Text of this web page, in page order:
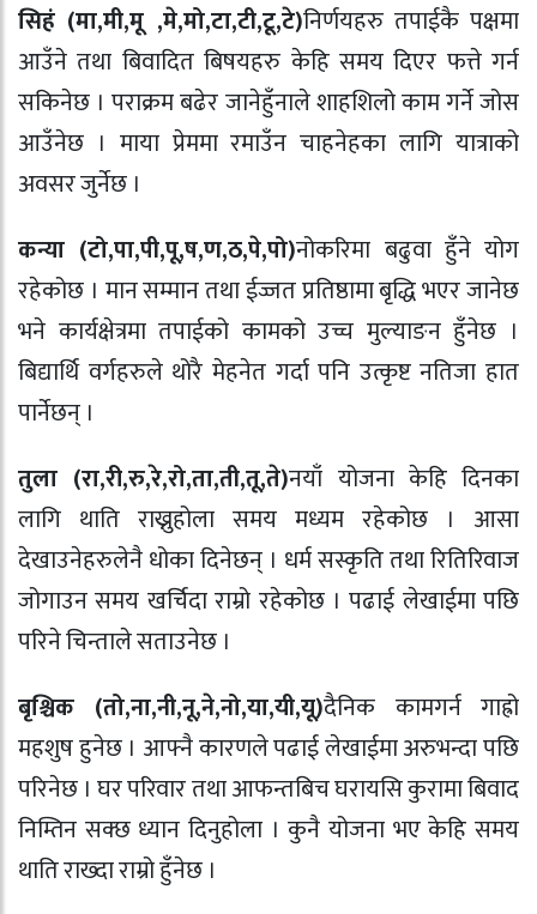
सिहं (मा,मी,मू ,मे,मो,टा,टी,टू,टे)निर्णयहरु तपाईकै पक्षमा
आउँने तथा बिवादित बिषयहरु केहि समय दिएर फत्ते गर्न
सकिनेछ । पराक्रम बढेर जानेहुँनाले शाहशिलो काम गर्ने जोस
आउँनेछ । माया प्रेममा रमाउँन चाहनेहका लागि यात्राको
अवसर जुर्नेछ ।
कन्या (टो,पा,पी,पू,ष,ण,ठ,पे,पो)नोकरिमा बढुवा हुँने योग
रहेकोछ । मान सम्मान तथा ईज्जत प्रतिष्ठामा बृद्धि भएर जानेछ
भने कार्यक्षेत्रमा तपाईको कामको उच्च मुल्याङन हुँनेछ ।
बिद्यार्थि वर्गहरुले थोरै मेहनेत गर्दा पनि उत्कृष्ट नतिजा हात
पार्नेछन् ।
तुला (रा,री,रु,रे,रो,ता,ती,तू,ते)नयाँ योजना केहि दिनका
लागि थाति राख्नुहोला समय मध्यम रहेकोछ । आसा
देखाउनेहरुलेनै धोका दिनेछन् । धर्म सस्कृति तथा रितिरिवाज
जोगाउन समय खर्चिदा राम्रो रहेकोछ । पढाई लेखाईमा पछि
परिने चिन्ताले सताउनेछ ।
बृश्चिक (तो,ना,नी,नू,ने,नो,या,यी,यू)दैनिक कामगर्न गाह्रो
महशुष हुनेछ । आफ्नै कारणले पढाई लेखाईमा अरुभन्दा पछि
परिनेछ । घर परिवार तथा आफन्तबिच घरायसि कुरामा बिवाद
निम्तिन सक्छ ध्यान दिनुहोला । कुनै योजना भए केहि समय
थाति राख्दा राम्रो हुँनेछ ।